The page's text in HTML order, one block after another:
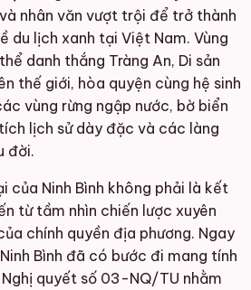
nhân văn vượt trội để trở thành
du lịch xanh tại Việt Nam. Vùng
danh thắng Tràng An, Di sản
thế giới, hòa quyện cùng hệ sinh
vùng rừng ngập nước, bờ biển
lịch sử dày đặc và các làng
đời.
của Ninh Bình không phải là kết
từ tầm nhìn chiến lược xuyên
chính quyền địa phương. Ngay
Bình đã có bước đi mang tính
quyết số 03-NQ/TU nhằm